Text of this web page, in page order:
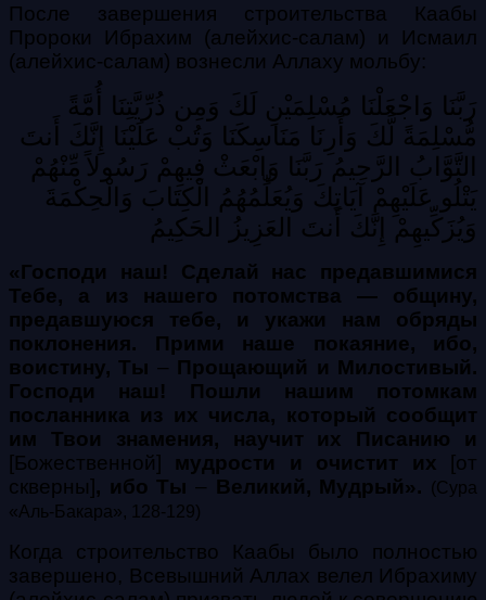
После завершения строительства Каабы
Пророки Ибрахим (алейхис-салам) и Исмаил
(алейхис-салам) вознесли Аллаху мольбу:
رَبَّنَا وَاجْعَلْنَا مُسْلِمَيْنِ لَكَ وَمِن ذُرِّيَّتِنَا أُمَّةً
مُّسْلِمَةً لَّكَ وَأَرِنَا مَنَاسِكَنَا وَتُبْ عَلَيْنَا
إِنَّكَ أَنتَ
التَّوَّابُ الرَّحِيمُ رَبَّنَا وَابْعَثْ فِيهِمْ رَسُولاً مِّنْهُمْ
يَتْلُو عَلَيْهِمْ آيَاتِكَ وَيُعَلِّمُهُمُ الْكِتَابَ وَالْحِكْمَةَ
وَيُزَكِّيهِمْ إِنَّكَ أَنتَ العَزِيزُ الحَكِيمُ
«Господи наш! Сделай нас предавшимися
Тебе, а из нашего потомства — общину,
предавшуюся тебе, и укажи нам обряды
поклонения. Прими наше покаяние, ибо,
воистину, Ты – Прощающий и Милостивый.
Господи наш! Пошли нашим потомкам
посланника из их числа, который сообщит
им Твои знамения, научит их Писанию и
[Божественной] мудрости и очистит их [от
скверны], ибо Ты – Великий, Мудрый». (Сура
«Аль-Бакара», 128-129)
Когда строительство Каабы было полностью
завершено, Всевышний Аллах велел Ибрахиму